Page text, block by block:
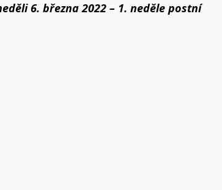
6. března 2022 – 1. neděle postní